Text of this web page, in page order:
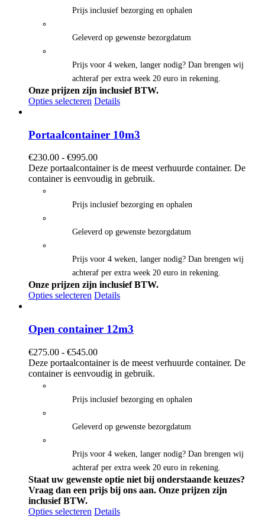
Prijs inclusief bezorging en ophalen
Geleverd op gewenste bezorgdatum
Prijs voor 4 weken, langer nodig? Dan brengen wij
achteraf per extra week 20 euro in rekening.
Onze prijzen zijn inclusief BTW.
Opties selecteren Details
Portaalcontainer 10m3
€230.00 - €995.00Prijsklasse:
€230.00
tot
Deze portaalcontainer is de meest verhuurde container. De
container is eenvoudig in gebruik.
Prijs inclusief bezorging en ophalen
Geleverd op gewenste bezorgdatum
Prijs voor 4 weken, langer nodig? Dan brengen wij
achteraf per extra week 20 euro in rekening.
Onze prijzen zijn inclusief BTW.
Opties selecteren Details
Open container 12m3
€275.00 - €545.00Prijsklasse:
€275.00
tot
Deze portaalcontainer is de meest verhuurde container. De
container is eenvoudig in gebruik.
Prijs inclusief bezorging en ophalen
Geleverd op gewenste bezorgdatum
Prijs voor 4 weken, langer nodig? Dan brengen wij
achteraf per extra week 20 euro in rekening.
Staat uw gewenste optie niet bij onderstaande keuzes?
Vraag dan een prijs bij ons aan. Onze prijzen zijn
inclusief BTW.
Opties selecteren Details